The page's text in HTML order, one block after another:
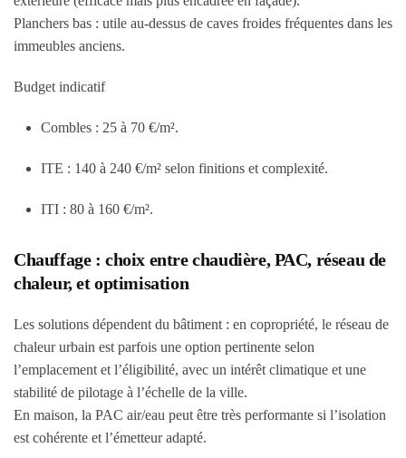
Planchers bas : utile au-dessus de caves froides fréquentes dans les
immeubles anciens.
Budget indicatif
Combles : 25 à 70 €/m².
ITE : 140 à 240 €/m² selon finitions et complexité.
ITI : 80 à 160 €/m².
Chauffage : choix entre chaudière, PAC, réseau de
chaleur, et optimisation
Les solutions dépendent du bâtiment : en copropriété, le réseau de
chaleur urbain est parfois une option pertinente selon
l’emplacement et l’éligibilité, avec un intérêt climatique et une
stabilité de pilotage à l’échelle de la ville.
En maison, la PAC air/eau peut être très performante si l’isolation
est cohérente et l’émetteur adapté.